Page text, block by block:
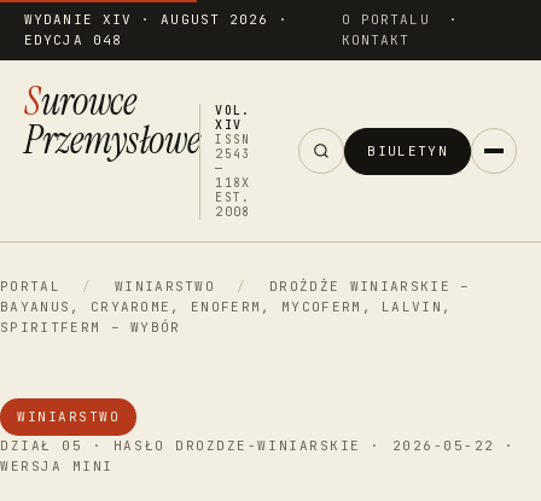
WYDANIE XIV · AUGUST 2026 ·
EDYCJA 048
O PORTALU
·
KONTAKT
Surowce
Przemysłowe
VOL.
XIV
ISSN
2543
—
118X
EST.
2008
BIULETYN
PORTAL / WINIARSTWO /
DROŻDŻE WINIARSKIE –
BAYANUS, CRYAROME, ENOFERM, MYCOFERM, LALVIN,
SPIRITFERM – WYBÓR
WINIARSTWO
DZIAŁ 05 · HASŁO DROZDZE-WINIARSKIE · 2026-05-22 ·
WERSJA MINI